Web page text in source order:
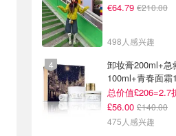
€64.79 €210.00
498人感兴趣
卸妆膏200ml+急
100ml+青春面霜
£56.00 £140.00
475人感兴趣